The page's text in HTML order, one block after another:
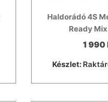
Haldorádó 4S
Ready
1 990
Készlet: